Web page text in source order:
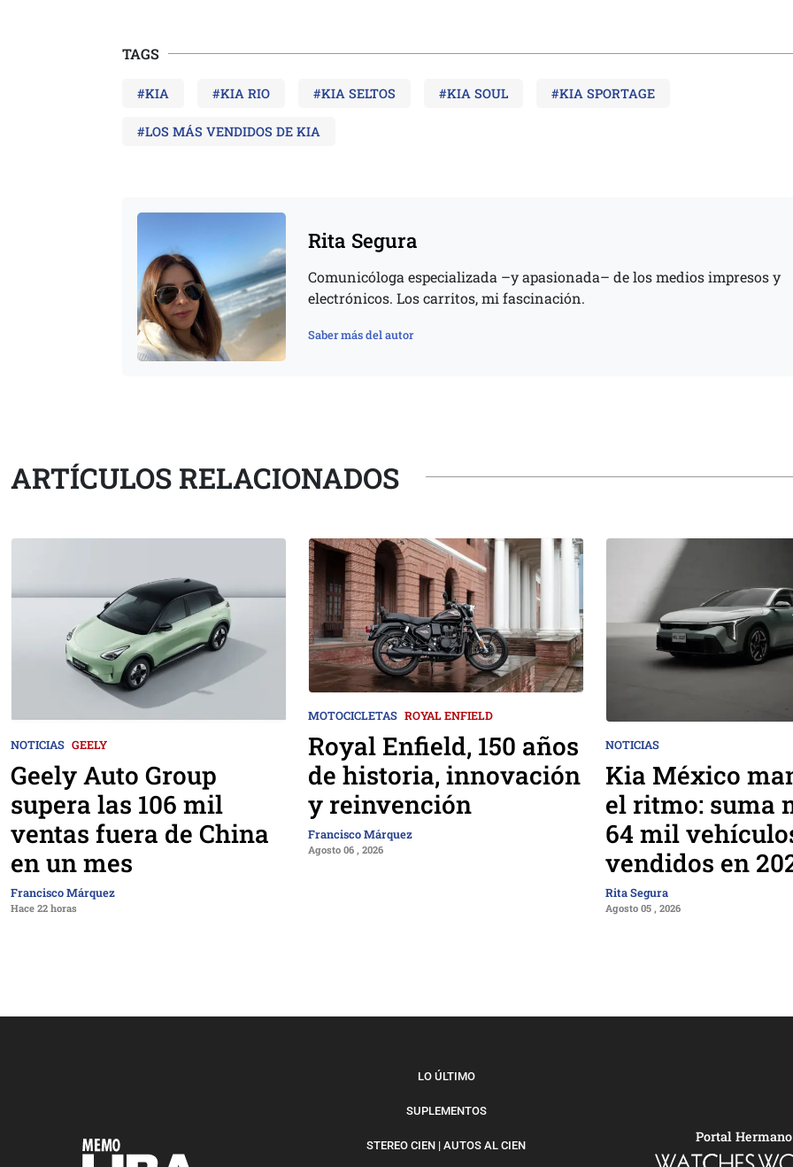
TAGS
#KIA #KIA RIO #KIA SELTOS #KIA SOUL #KIA SPORTAGE
#LOS MÁS VENDIDOS DE KIA
Rita Segura
Comunicóloga especializada –y apasionada– de los medios impresos y
electrónicos. Los carritos, mi fascinación.
Saber más del autor
ARTÍCULOS RELACIONADOS
NOTICIAS GEELY
Geely Auto Group
supera las 106 mil
ventas fuera de China
en un mes
Francisco Márquez
Hace 22 horas
MOTOCICLETAS ROYAL ENFIELD
Royal Enfield, 150 años
de historia, innovación
y reinvención
Francisco Márquez
Agosto 06 , 2026
NOTICIAS
Kia México
el ritmo: suma
64 mil
vendidos en
Rita Segura
Agosto 05 , 2026
LO ÚLTIMO
SUPLEMENTOS
STEREO CIEN | AUTOS AL CIEN
Portal Hermano